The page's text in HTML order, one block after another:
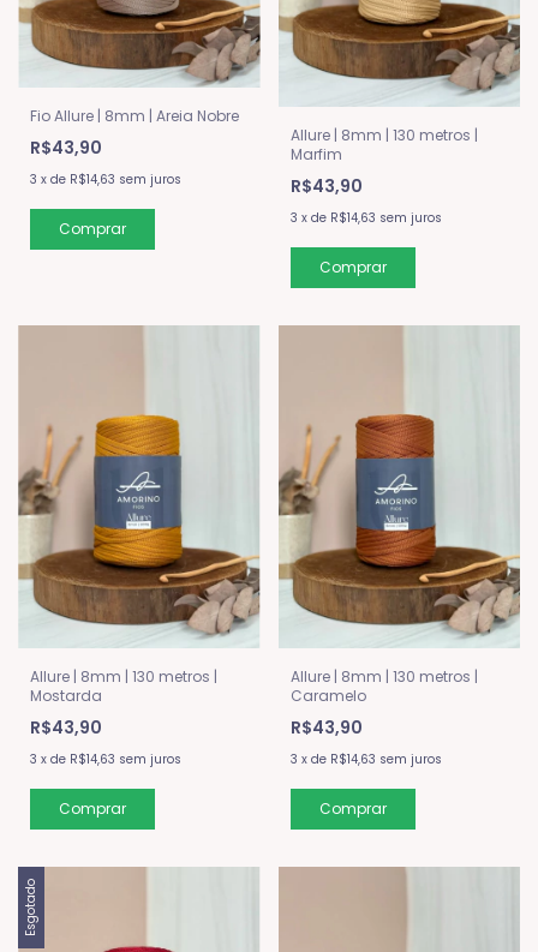
Fio Allure | 8mm | Areia Nobre
R$43,90
3 x de R$14,63 sem juros
Allure | 8mm | 130 metros |
Marfim
R$43,90
3 x de R$14,63 sem juros
Allure | 8mm | 130 metros |
Mostarda
R$43,90
3 x de R$14,63 sem juros
Allure | 8mm | 130 metros |
Caramelo
R$43,90
3 x de R$14,63 sem juros
Esgotado